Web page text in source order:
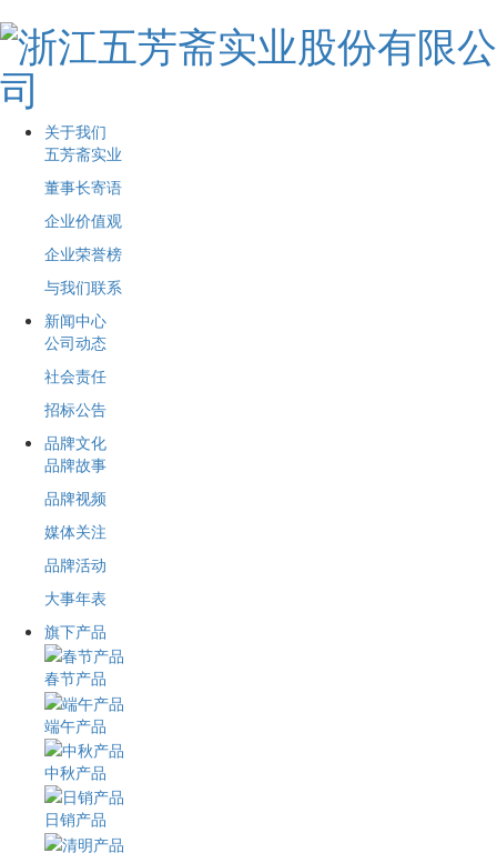
关于我们
五芳斋实业
董事长寄语
企业价值观
企业荣誉榜
与我们联系
新闻中心
公司动态
社会责任
招标公告
品牌文化
品牌故事
品牌视频
媒体关注
品牌活动
大事年表
旗下产品
春节产品
端午产品
中秋产品
日销产品